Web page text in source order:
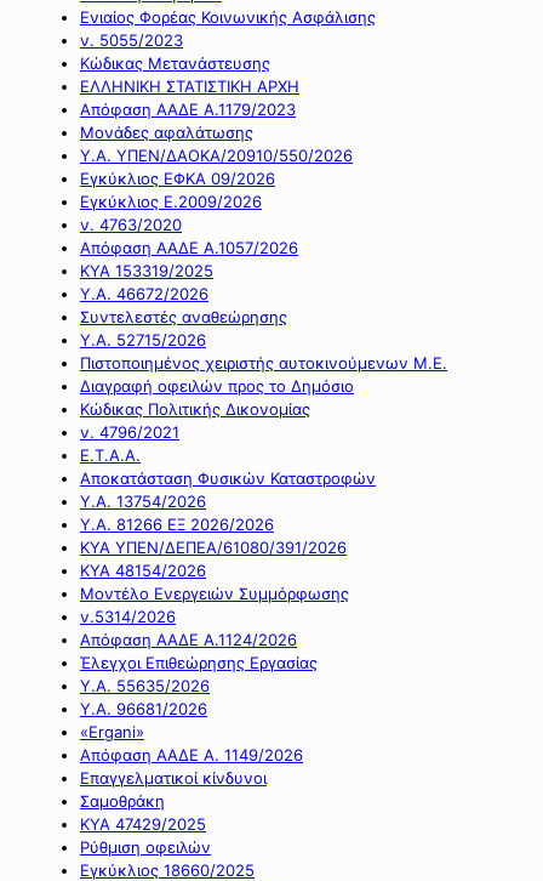
Ενιαίος Φορέας Κοινωνικής Ασφάλισης
ν. 5055/2023
Κώδικας Μετανάστευσης
ΕΛΛΗΝΙΚΗ ΣΤΑΤΙΣΤΙΚΗ ΑΡΧΗ
Απόφαση ΑΑΔΕ Α.1179/2023
Μονάδες αφαλάτωσης
Υ.Α. ΥΠΕΝ/ΔΑΟΚΑ/20910/550/2026
Εγκύκλιος ΕΦΚΑ 09/2026
Εγκύκλιος Ε.2009/2026
ν. 4763/2020
Απόφαση ΑΑΔΕ Α.1057/2026
ΚΥΑ 153319/2025
Υ.Α. 46672/2026
Συντελεστές αναθεώρησης
Υ.Α. 52715/2026
Πιστοποιημένος χειριστής αυτοκινούμενων Μ.Ε.
Διαγραφή οφειλών προς το Δημόσιο
Κώδικας Πολιτικής Δικονομίας
ν. 4796/2021
Ε.Τ.Α.Α.
Αποκατάσταση Φυσικών Καταστροφών
Υ.Α. 13754/2026
Υ.Α. 81266 ΕΞ 2026/2026
ΚΥΑ ΥΠΕΝ/ΔΕΠΕΑ/61080/391/2026
ΚΥΑ 48154/2026
Μοντέλο Ενεργειών Συμμόρφωσης
ν.5314/2026
Απόφαση ΑΑΔΕ Α.1124/2026
Έλεγχοι Επιθεώρησης Εργασίας
Υ.Α. 55635/2026
Υ.Α. 96681/2026
«Ergani»
Απόφαση ΑΑΔΕ Α. 1149/2026
Επαγγελματικοί κίνδυνοι
Σαμοθράκη
ΚΥΑ 47429/2025
Ρύθμιση οφειλών
Εγκύκλιος 18660/2025